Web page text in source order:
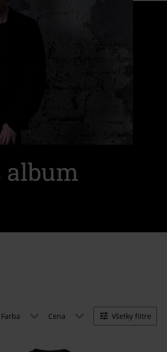
album
Farba Cena Všetky filtre